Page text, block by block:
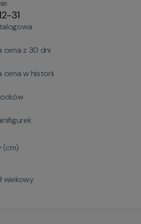
31
cena z 30 dni
cena w historii
(cm)
wiekowy